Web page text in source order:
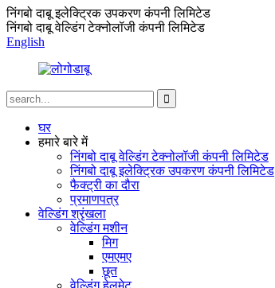
निंगबो दाबू इलेक्ट्रिक उपकरण कंपनी लिमिटेड
निंगबो दाबू वेल्डिंग टेक्नोलॉजी कंपनी लिमिटेड
English
घर
हमारे बारे में
निंगबो दाबू वेल्डिंग टेक्नोलॉजी कंपनी लिमिटेड
निंगबो दाबू इलेक्ट्रिक उपकरण कंपनी लिमिटेड
फैक्ट्री का दौरा
प्रमाणपत्र
वेल्डिंग श्रृंखला
वेल्डिंग मशीन
मिग
एमएमए
छूत
वेल्डिंग हेलमेट